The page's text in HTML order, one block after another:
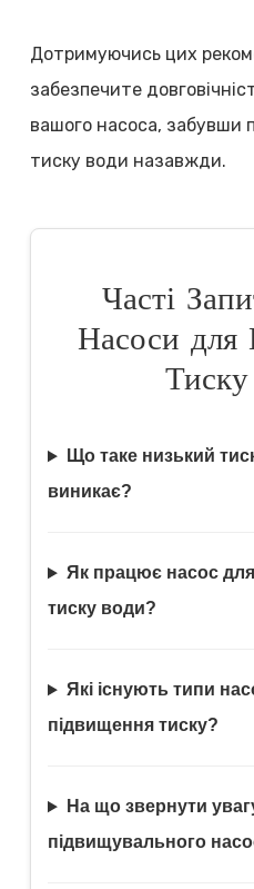
Дотримуючись цих
забезпечите
вашого насоса, забувши
тиску води назавжди.
Часті
Насоси для
Що таке низький
виникає?
Як працює насос
тиску води?
Які існують типи
підвищення тиску?
На що звернути
підвищувального